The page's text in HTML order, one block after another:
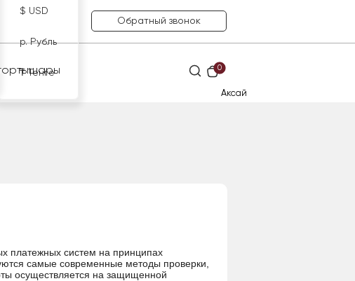
$ USD
р. Рубль
₸ Тенге
Обратный звонок
шары 0
Аксай
платежных систем на принципах
самые современные методы проверки,
осуществляется на защищенной